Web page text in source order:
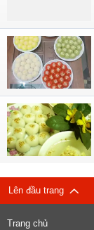
Lên đầu trang
Trang chủ